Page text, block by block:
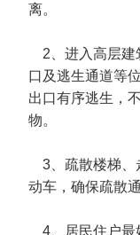
离。
2、进入高层建
口及逃生通道等
出口有序逃生，
物。
3、疏散楼梯、
动车，确保疏散
4、居民住户最